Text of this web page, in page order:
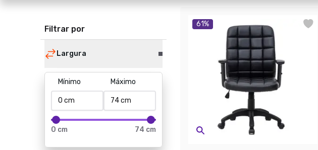
Filtrar por
Largura
Mínimo Máximo
0 cm 74 cm
61%